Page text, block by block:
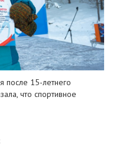
после 15-летнего
что спортивное